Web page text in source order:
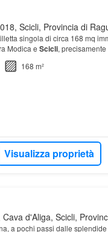
Scicli, Provincia di
singola di circa 168 mq
Modica e Scicli, precisamente
parcheggio privata e…
168 m²
Visualizza proprietà
d'Aliga, Scicli,
a pochi passi dalle